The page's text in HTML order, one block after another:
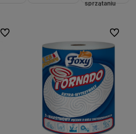
sprzątaniu
Do ulubionych Do